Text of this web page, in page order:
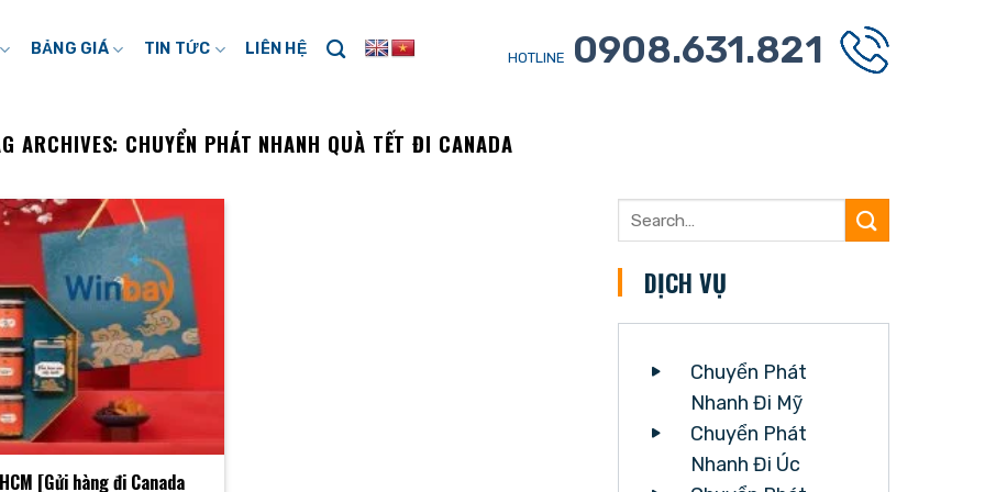
BẢNG GIÁ TIN TỨC LIÊN HỆ HOTLINE 0908.631.821
ARCHIVES: CHUYỂN PHÁT NHANH QUÀ TẾT ĐI CANADA
[Gửi hàng đi Canada
DỊCH VỤ
Chuyển Phát
Nhanh Đi Mỹ
Chuyển Phát
Nhanh Đi Úc